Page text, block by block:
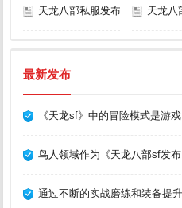
天龙八部私服发布网 天龙八
最新发布
《天龙sf》中的冒险模式是游戏
鸟人领域作为《天龙八部sf发布
通过不断的实战磨练和装备提升